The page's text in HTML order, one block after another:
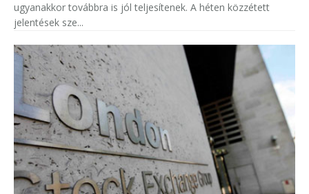
ugyanakkor továbbra is jól teljesítenek. A héten közzétett
jelentések sze...